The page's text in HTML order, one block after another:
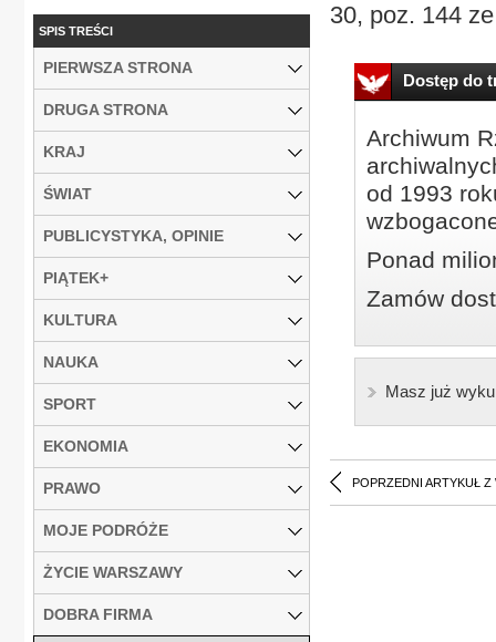
30, poz. 144
Dostęp do
Archiwum
od 1993
Ponad
Zamów
Masz już
POPRZEDNI ARTYKUŁ Z
SPIS TREŚCI
PIERWSZA STRONA
DRUGA STRONA
KRAJ
ŚWIAT
PUBLICYSTYKA, OPINIE
PIĄTEK+
KULTURA
NAUKA
SPORT
EKONOMIA
PRAWO
MOJE PODRÓŻE
ŻYCIE WARSZAWY
DOBRA FIRMA